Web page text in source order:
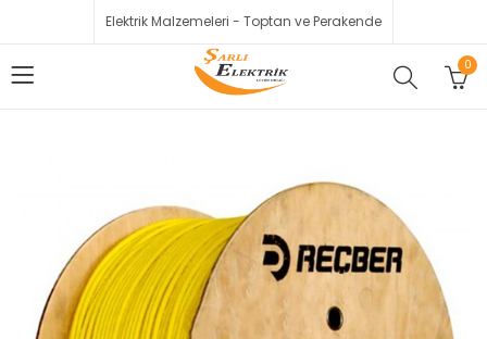
Elektrik Malzemeleri - Toptan ve Perakende
0